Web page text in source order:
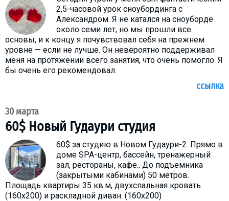
2,5-часовой урок сноубординга с
Александром. Я не катался на сноуборде
около семи лет, но мы прошли все
основы, и к концу я почувствовал себя на прежнем
уровне — если не лучше. Он невероятно поддерживал
меня на протяжении всего занятия, что очень помогло. Я
бы очень его рекомендовал.
ссылка
30 марта
60$ Новый Гудаури студия
60$ за студию в Новом Гудаури-2. Прямо в
доме SPA-центр, бассейн, тренажерный
зал, рестораны, кафе.. До подъемника
(закрытыми кабинами) 50 метров.
Площадь квартиры 35 кв.м, двухспальная кровать
(160х200) и раскладной диван. (160х200)